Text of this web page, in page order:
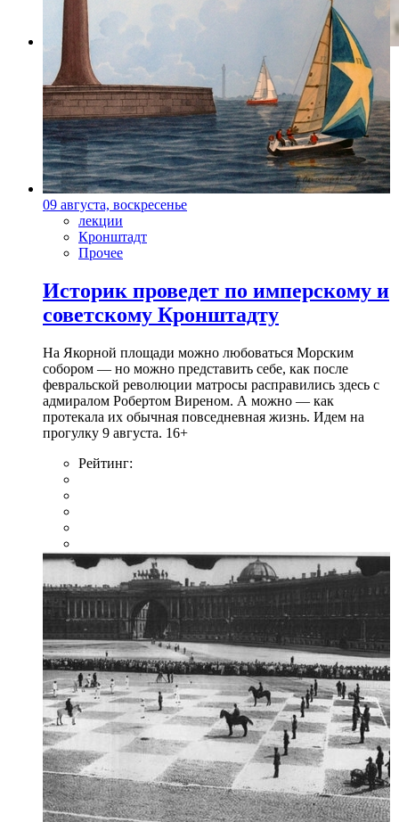
Фото: rusmuseum.ru
09 августа, воскресенье
лекции
Кронштадт
Прочее
Историк проведет по имперскому и
советскому Кронштадту
На Якорной площади можно любоваться Морским
собором — но можно представить себе, как после
февральской революции матросы расправились здесь с
адмиралом Робертом Виреном. А можно — как
протекала их обычная повседневная жизнь. Идем на
прогулку 9 августа. 16+
Рейтинг: